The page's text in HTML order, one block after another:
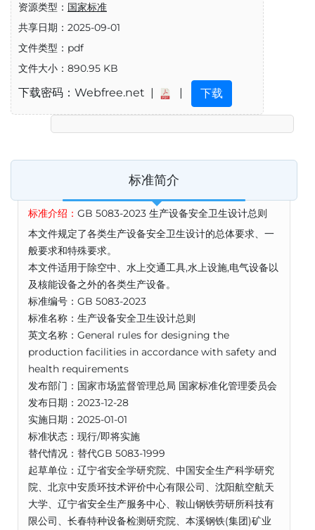
资源类型： 国家标准
共享日期：2025-09-01
文件类型：pdf
文件大小：890.95 KB
下载密码：Webfree.net | | 下载
标准简介
标准介绍： GB 5083-2023 生产设备安全卫生设计总则
本文件规定了各类生产设备安全卫生设计的总体要求、一
般要求和特殊要求。
本文件适用于除空中、水上交通工具,水上设施,电气设备以
及核能设备之外的各类生产设备。
标准编号：GB 5083-2023
标准名称：生产设备安全卫生设计总则
英文名称：General rules for designing the
production facilities in accordance with safety and
health requirements
发布部门：国家市场监督管理总局 国家标准化管理委员会
发布日期：2023-12-28
实施日期：2025-01-01
标准状态：现行/即将实施
替代情况：替代GB 5083-1999
起草单位：辽宁省安全学研究院、中国安全生产科学研究
院、北京中安质环技术评价中心有限公司、沈阳航空航天
大学、辽宁省安全生产服务中心、鞍山钢铁劳研所科技有
限公司、长春特种设备检测研究院、本溪钢铁(集团)矿业